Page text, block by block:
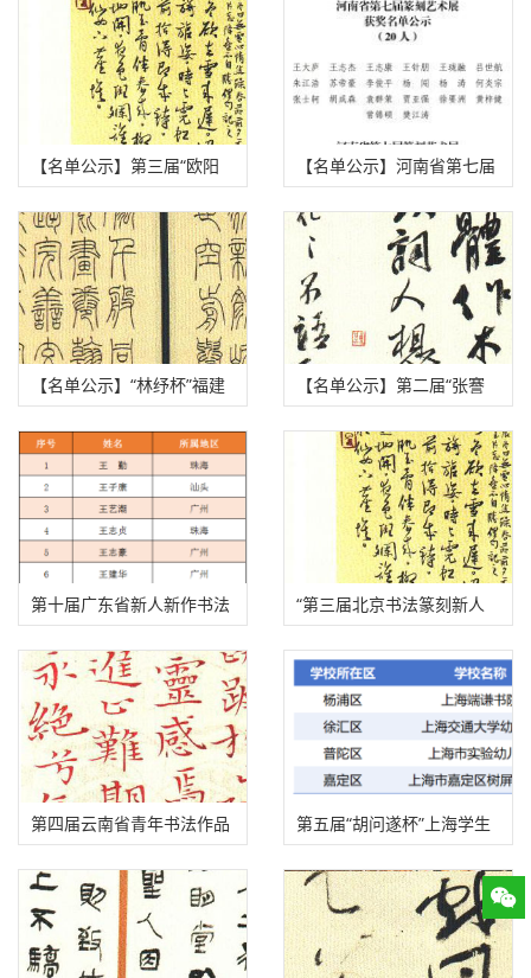
奖、入展作者名单）
【名单公示】第三届“欧阳
中石杯”书法篆刻展获奖、
入展名单
【名单公示】河南省第七届
篆刻艺术展获奖、入展、入
选名单公示
【名单公示】“林纾杯”福建
省第一届青年书法篆刻作品
展获奖、入展、入围名单
【名单公示】第二届“张謇
奖”全国书法大展获奖、入
第十届广东省新人新作书法
展入展名单公示
“第三届北京书法篆刻新人
新作展”入展名单公示
第四届云南省青年书法作品
提名展入展名单
第五届“胡问遂杯”上海学生
书法展获奖、入展、入围名
单公示